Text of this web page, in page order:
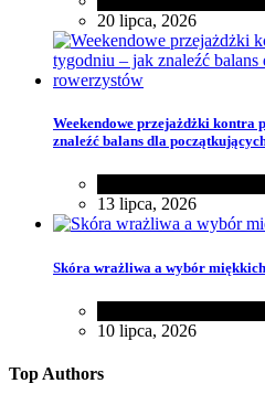
20 lipca, 2026
Weekendowe przejażdżki kontra
znaleźć balans dla
13 lipca, 2026
Skóra wrażliwa a wybór
10 lipca, 2026
Top Authors